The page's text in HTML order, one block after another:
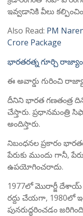
ఇవ్వడానికి వీలు
Also Read: PM
Crore Package
భారతరత్న గూర్చి
ఈ అవార్డు గురించి
దీనిని భారత గణతంత్ర
చేస్తారు. ప్రధానమంత్రి
అందిస్తారు.
నిబంధనల ప్రకారం
పేరుకు ముందు గానీ,
ఉపయోగించరాదు.
1977లో మొరార్జీ దేశాయ్
రద్దు చేయగా, 1980లో
పునరుద్ధరించడం